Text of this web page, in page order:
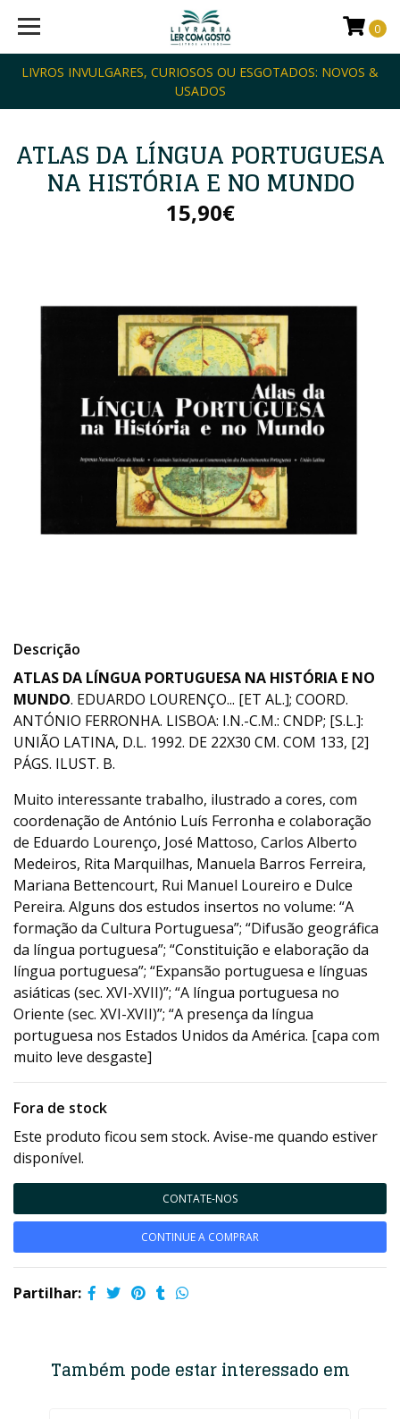
LIVROS INVULGARES, CURIOSOS OU ESGOTADOS: NOVOS &
USADOS
0
ATLAS DA LÍNGUA PORTUGUESA
NA HISTÓRIA E NO MUNDO
15,90€
Descrição
ATLAS DA LÍNGUA PORTUGUESA NA HISTÓRIA E NO
MUNDO. EDUARDO LOURENÇO... [ET AL.]; COORD.
ANTÓNIO FERRONHA. LISBOA: I.N.-C.M.: CNDP; [S.L.]:
UNIÃO LATINA, D.L. 1992. DE 22X30 CM. COM 133, [2]
PÁGS. ILUST. B.
Muito interessante trabalho, ilustrado a cores, com
coordenação de António Luís Ferronha e colaboração
de Eduardo Lourenço, José Mattoso, Carlos Alberto
Medeiros, Rita Marquilhas, Manuela Barros Ferreira,
Mariana Bettencourt, Rui Manuel Loureiro e Dulce
Pereira. Alguns dos estudos insertos no volume: “A
formação da Cultura Portuguesa”; “Difusão geográfica
da língua portuguesa”; “Constituição e elaboração da
língua portuguesa”; “Expansão portuguesa e línguas
asiáticas (sec. XVI-XVII)”; “A língua portuguesa no
Oriente (sec. XVI-XVII)”; “A presença da língua
portuguesa nos Estados Unidos da América. [capa com
muito leve desgaste]
Fora de stock
Este produto ficou sem stock. Avise-me quando estiver
disponível.
CONTATE-NOS
CONTINUE A COMPRAR
Partilhar:
Também pode estar interessado em